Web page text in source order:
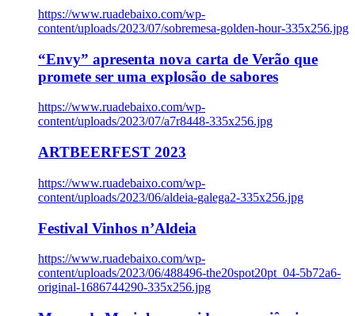
https://www.ruadebaixo.com/wp-
content/uploads/2023/07/sobremesa-golden-hour-335x256.jpg
“Envy” apresenta nova carta de Verão que
promete ser uma explosão de sabores
https://www.ruadebaixo.com/wp-
content/uploads/2023/07/a7r8448-335x256.jpg
ARTBEERFEST 2023
https://www.ruadebaixo.com/wp-
content/uploads/2023/06/aldeia-galega2-335x256.jpg
Festival Vinhos n’Aldeia
https://www.ruadebaixo.com/wp-
content/uploads/2023/06/488496-the20spot20pt_04-5b72a6-
original-1686744290-335x256.jpg